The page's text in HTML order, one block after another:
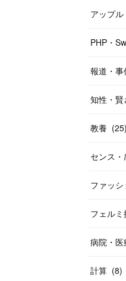
アップ
PHP・
報道・事
知性・賢
教養 (25)
センス・
ファッ
フェルミ
病院・医
計算 (8)